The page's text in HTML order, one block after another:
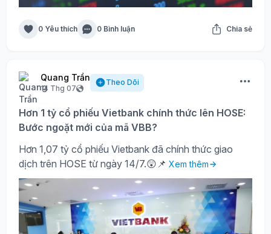
0 Yêu thích 0 Bình luận Chia sẻ
Quang Trần
14 Thg 07
Theo Dõi
Hơn 1 tỷ cổ phiếu Vietbank chính thức lên HOSE:
Bước ngoặt mới của mã VBB?
Hơn 1,07 tỷ cổ phiếu Vietbank đã chính thức giao
dịch trên HOSE từ ngày 14/7.😲📌 Xem thêm